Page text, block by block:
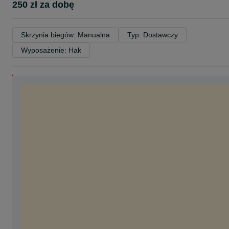
250 zł za dobę
Skrzynia biegów: Manualna
Typ: Dostawczy
Wyposażenie: Hak